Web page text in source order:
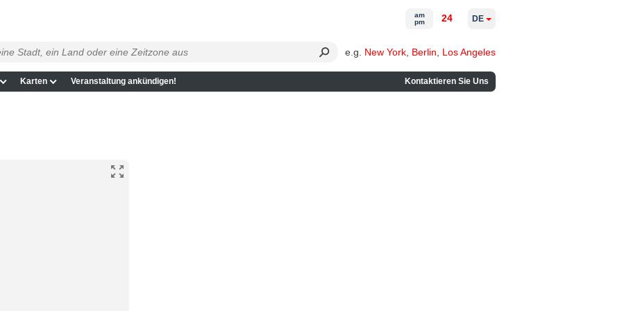
e.g. New York Berlin Los Angeles
Karten Veranstaltung ankündigen! Kontaktieren Sie Uns
am
pm
24 DE